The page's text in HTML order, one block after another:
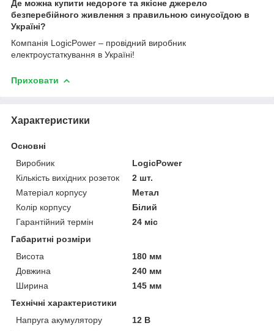
Де можна купити недороге та якісне джерело
безперебійного живлення з правильною синусоїдою в
Україні?
Компанія LogicPower – провідний виробник
електроустаткування в Україні!
Приховати
Характеристики
Основні
Виробник
LogicPower
Кількість вихідних розеток
2 шт.
Матеріал корпусу
Метал
Колір корпусу
Білий
Гарантійний термін
24 міс
Габаритні розміри
Висота
180 мм
Довжина
240 мм
Ширина
145 мм
Технічні характеристики
Напруга акумулятору
12 В